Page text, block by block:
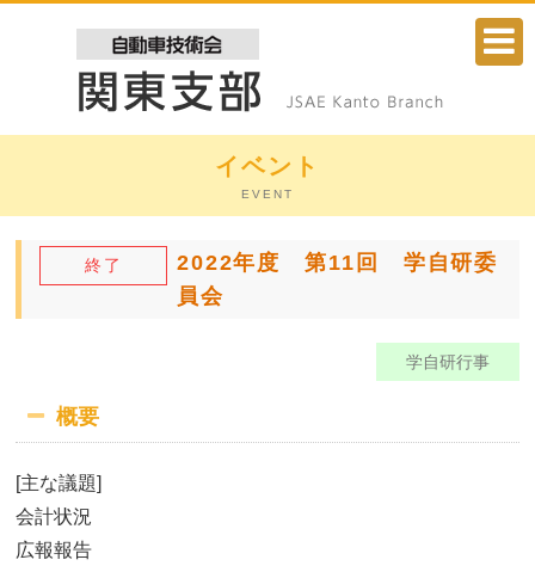
イベント
EVENT
終了
2022年度 第11回 学自研委
員会
学自研行事
概要
[主な議題]
会計状況
広報報告